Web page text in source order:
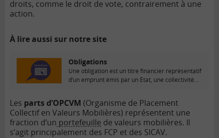
droits, comme le droit de vote, contrairement à une
action.
À lire aussi sur notre site
Obligations
Une obligation est un titre financier représentatif
d’un emprunt émis par un État, une collectivité...
Les parts d’OPCVM (Organisme de Placement
Collectif en Valeurs Mobilières) représentent une
fraction d’un portefeuille de valeurs mobilières. Il
s’agit principalement des FCP et des SICAV.